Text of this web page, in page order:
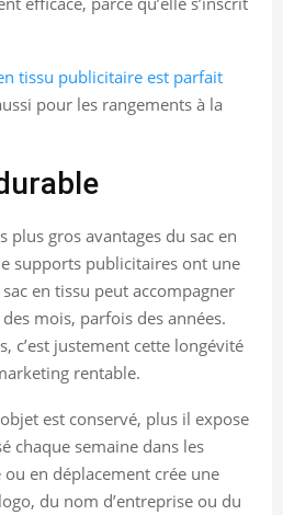
tissu publicitaire est parfait
pour les rangements à la
plus gros avantages du sac en
supports publicitaires ont une
en tissu peut accompagner
mois, parfois des années.
c’est justement cette longévité
rentable.
est conservé, plus il expose
chaque semaine dans les
en déplacement crée une
du nom d’entreprise ou du